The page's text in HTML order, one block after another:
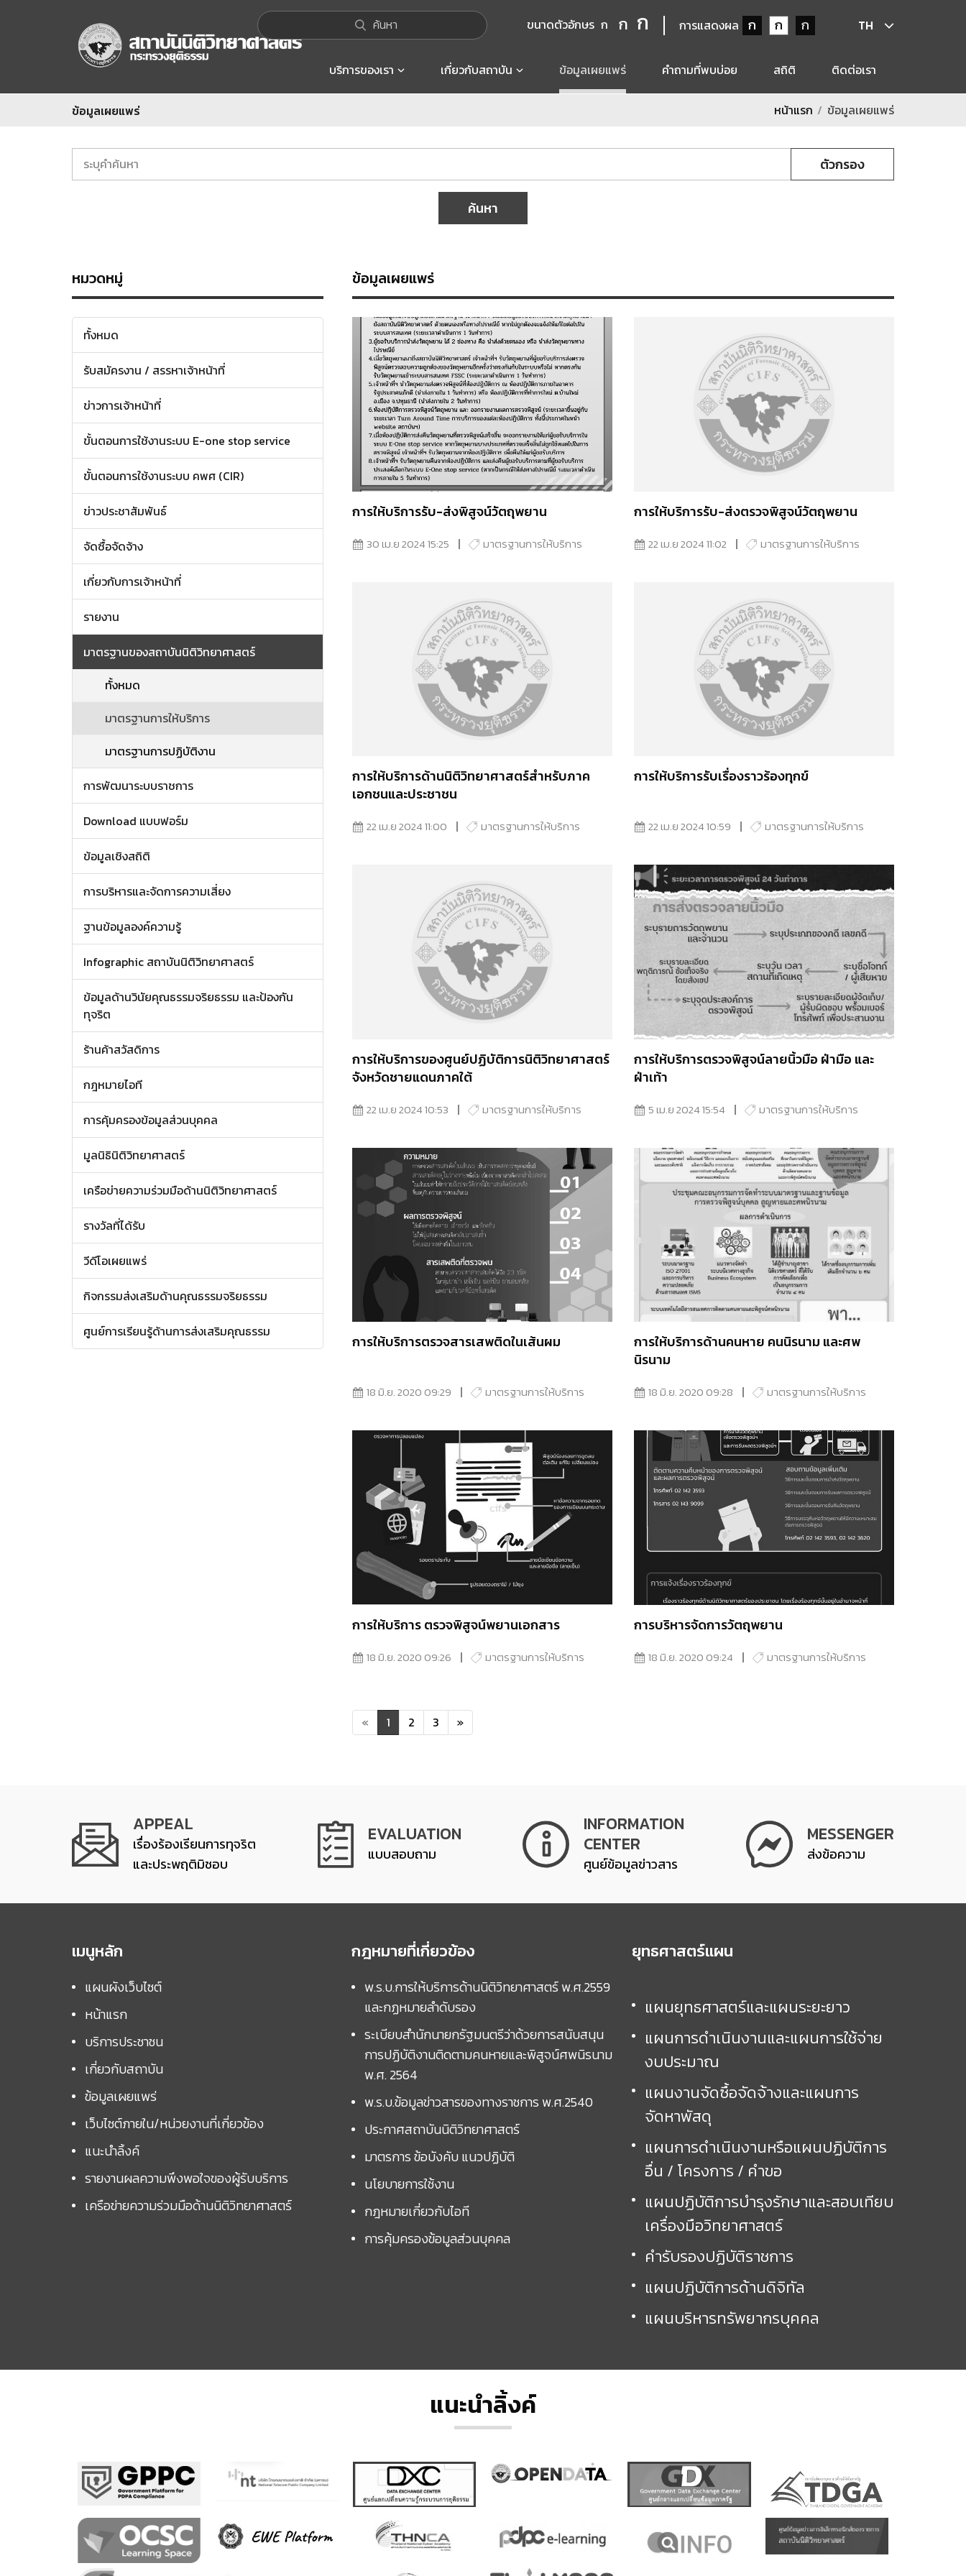
ค้นหา ขนาดตัวอักษร ก ก ก การแสดงผล ก ก ก TH
บริการของเรา เกี่ยวกับสถาบัน ข้อมูลเผยแพร่ คำถามที่พบบ่อย สถิติ ติดต่อเรา
ข้อมูลเผยแพร่ หน้าแรก ข้อมูลเผยแพร่
ตัวกรอง
ค้นหา
หมวดหมู่
ทั้งหมด
รับสมัครงาน / สรรหาเจ้าหน้าที่
ข่าวการเจ้าหน้าที่
ขั้นตอนการใช้งานระบบ E-one stop service
ขั้นตอนการใช้งานระบบ คพศ (CIR)
ข่าวประชาสัมพันธ์
จัดซื้อจัดจ้าง
เกี่ยวกับการเจ้าหน้าที่
รายงาน
มาตรฐานของสถาบันนิติวิทยาศาสตร์
ทั้งหมด
มาตรฐานการให้บริการ
มาตรฐานการปฏิบัติงาน
การพัฒนาระบบราชการ
Download แบบฟอร์ม
ข้อมูลเชิงสถิติ
การบริหารและจัดการความเสี่ยง
ฐานข้อมูลองค์ความรู้
Infographic สถาบันนิติวิทยาศาสตร์
ข้อมูลด้านวินัยคุณธรรมจริยธรรม และป้องกัน
ทุจริต
ร้านค้าสวัสดิการ
กฎหมายไอที
การคุ้มครองข้อมูลส่วนบุคคล
มูลนิธินิติวิทยาศาสตร์
เครือข่ายความร่วมมือด้านนิติวิทยาศาสตร์
รางวัลที่ได้รับ
วีดีโอเผยแพร่
กิจกรรมส่งเสริมด้านคุณธรรมจริยธรรม
ศูนย์การเรียนรู้ด้านการส่งเสริมคุณธรรม
ข้อมูลเผยแพร่
การให้บริการรับ-ส่งพิสูจน์วัตถุพยาน
30 เม.ย 2024 15:25 มาตรฐานการให้บริการ
การให้บริการรับ-ส่งตรวจพิสูจน์วัตถุพยาน
22 เม.ย 2024 11:02 มาตรฐานการให้บริการ
การให้บริการด้านนิติวิทยาศาสตร์สำหรับภาค
เอกชนและประชาชน
22 เม.ย 2024 11:00 มาตรฐานการให้บริการ
การให้บริการรับเรื่องราวร้องทุกข์
22 เม.ย 2024 10:59 มาตรฐานการให้บริการ
การให้บริการของศูนย์ปฏิบัติการนิติวิทยาศาสตร์
จังหวัดชายแดนภาคใต้
22 เม.ย 2024 10:53 มาตรฐานการให้บริการ
การให้บริการตรวจพิสูจน์ลายนิ้วมือ ฝ่ามือ และ
ฝ่าเท้า
5 เม.ย 2024 15:54 มาตรฐานการให้บริการ
การให้บริการตรวจสารเสพติดในเส้นผม
18 มิ.ย. 2020 09:29 มาตรฐานการให้บริการ
การให้บริการด้านคนหาย คนนิรนาม และศพ
นิรนาม
18 มิ.ย. 2020 09:28 มาตรฐานการให้บริการ
การให้บริการ ตรวจพิสูจน์พยานเอกสาร
18 มิ.ย. 2020 09:26 มาตรฐานการให้บริการ
การบริหารจัดการวัตถุพยาน
18 มิ.ย. 2020 09:24 มาตรฐานการให้บริการ
« 1 2 3 »
APPEAL
เรื่องร้องเรียนการทุจริต
และประพฤติมิชอบ
EVALUATION
แบบสอบถาม
INFORMATION
CENTER
ศูนย์ข้อมูลข่าวสาร
MESSENGER
ส่งข้อความ
เมนูหลัก
แผนผังเว็บไซต์
หน้าแรก
บริการประชาชน
เกี่ยวกับสถาบัน
ข้อมูลเผยแพร่
เว็บไซต์ภายใน/หน่วยงานที่เกี่ยวข้อง
แนะนำลิ้งค์
รายงานผลความพึงพอใจของผู้รับบริการ
เครือข่ายความร่วมมือด้านนิติวิทยาศาสตร์
กฎหมายที่เกี่ยวข้อง
พ.ร.บ.การให้บริการด้านนิติวิทยาศาสตร์ พ.ศ.2559
และกฏหมายลำดับรอง
ระเบียบสำนักนายกรัฐมนตรีว่าด้วยการสนับสนุน
การปฏิบัติงานติดตามคนหายและพิสูจน์ศพนิรนาม
พ.ศ. 2564
พ.ร.บ.ข้อมูลข่าวสารของทางราชการ พ.ศ.2540
ประกาศสถาบันนิติวิทยาศาสตร์
มาตรการ ข้อบังคับ แนวปฏิบัติ
นโยบายการใช้งาน
กฎหมายเกี่ยวกับไอที
การคุ้มครองข้อมูลส่วนบุคคล
ยุทธศาสตร์แผน
แผนยุทธศาสตร์และแผนระยะยาว
แผนการดำเนินงานและแผนการใช้จ่าย
งบประมาณ
แผนงานจัดซื้อจัดจ้างและแผนการ
จัดหาพัสดุ
แผนการดำเนินงานหรือแผนปฏิบัติการ
อื่น / โครงการ / คำขอ
แผนปฏิบัติการบำรุงรักษาและสอบเทียบ
เครื่องมือวิทยาศาสตร์
คำรับรองปฏิบัติราชการ
แผนปฏิบัติการด้านดิจิทัล
แผนบริหารทรัพยากรบุคคล
แนะนำลิ้งค์